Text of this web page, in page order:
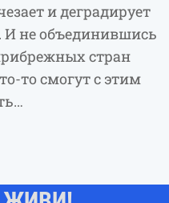
и деградирует
И не объединившись
стран
то смогут с этим